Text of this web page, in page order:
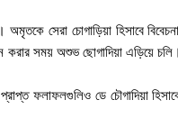
সেরা চোগাড়িয়া হিসাবে
সময় অশুভ ছোগাদিয়া এড়িয়ে
ফলাফলগুলিও ডে চৌগাদিয়া